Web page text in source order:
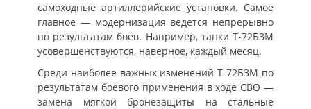
самоходные артиллерийские установки. Самое
главное — модернизация ведется непрерывно
по результатам боев. Например, танки Т-72Б3М
усовершенствуются, наверное, каждый месяц.
Среди наиболее важных изменений Т-72Б3М по
результатам боевого применения в ходе СВО —
замена мягкой бронезащиты на стальные